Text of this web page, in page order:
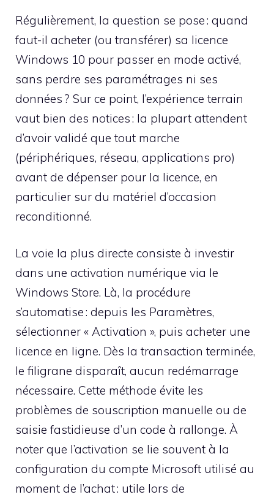
Régulièrement, la question se pose : quand
faut-il acheter (ou transférer) sa licence
Windows 10 pour passer en mode activé,
sans perdre ses paramétrages ni ses
données ? Sur ce point, l’expérience terrain
vaut bien des notices : la plupart attendent
d’avoir validé que tout marche
(périphériques, réseau, applications pro)
avant de dépenser pour la licence, en
particulier sur du matériel d’occasion
reconditionné.
La voie la plus directe consiste à investir
dans une activation numérique via le
Windows Store. Là, la procédure
s’automatise : depuis les Paramètres,
sélectionner « Activation », puis acheter une
licence en ligne. Dès la transaction terminée,
le filigrane disparaît, aucun redémarrage
nécessaire. Cette méthode évite les
problèmes de souscription manuelle ou de
saisie fastidieuse d’un code à rallonge. À
noter que l’activation se lie souvent à la
configuration du compte Microsoft utilisé au
moment de l’achat : utile lors de